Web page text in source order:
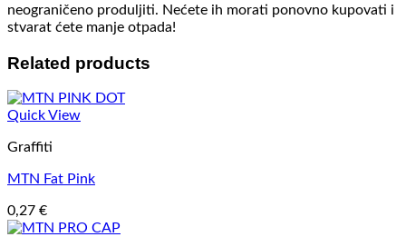
neograničeno produljiti. Nećete ih morati ponovno kupovati i
stvarat ćete manje otpada!
Related products
Quick View
Graffiti
MTN Fat Pink
0,27 €